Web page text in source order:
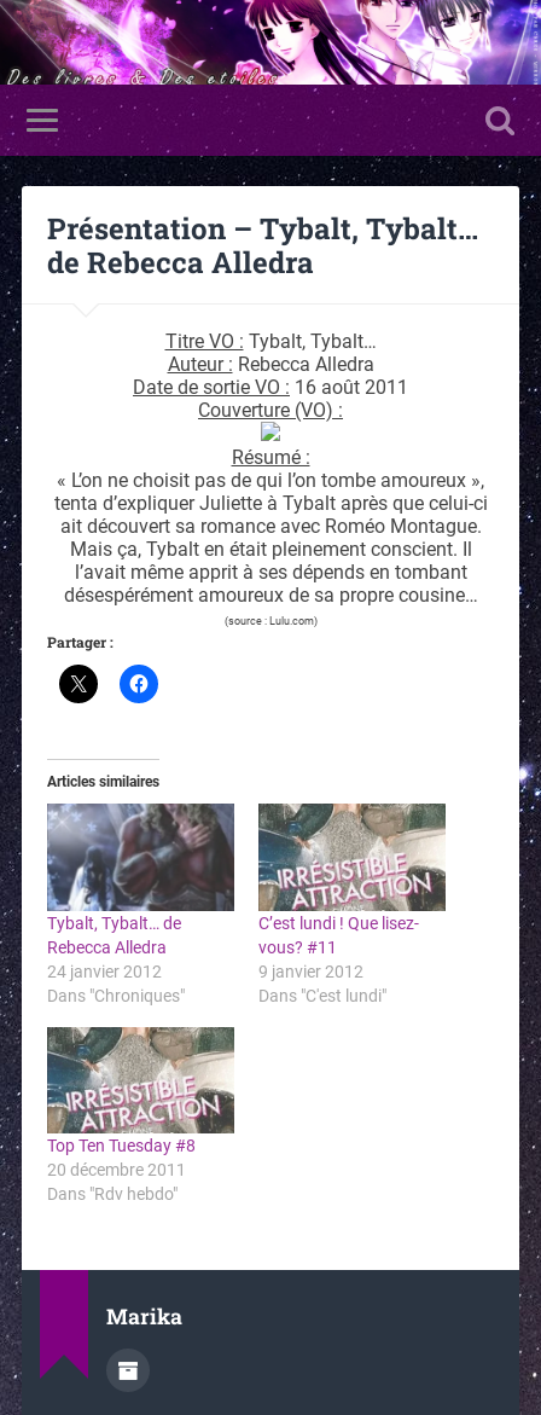
Présentation – Tybalt, Tybalt…
de Rebecca Alledra
Titre VO : Tybalt, Tybalt…
Auteur : Rebecca Alledra
Date de sortie VO : 16 août 2011
Couverture (VO) :
Résumé :
« L’on ne choisit pas de qui l’on tombe amoureux »,
tenta d’expliquer Juliette à Tybalt après que celui-ci
ait découvert sa romance avec Roméo Montague.
Mais ça, Tybalt en était pleinement conscient. Il
l’avait même apprit à ses dépends en tombant
désespérément amoureux de sa propre cousine…
(source : Lulu.com)
Partager :
Articles similaires
Tybalt, Tybalt… de
Rebecca Alledra
24 janvier 2012
Dans "Chroniques"
C’est lundi ! Que lisez-
vous? #11
9 janvier 2012
Dans "C'est lundi"
Top Ten Tuesday #8
20 décembre 2011
Dans "Rdv hebdo"
Marika